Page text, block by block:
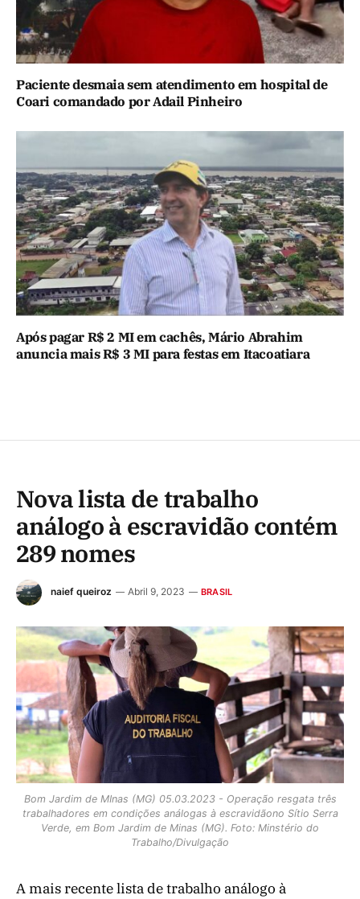
Paciente desmaia sem atendimento em hospital de
Coari comandado por Adail Pinheiro
Após pagar R$ 2 MI em cachês, Mário Abrahim
anuncia mais R$ 3 MI para festas em Itacoatiara
Nova lista de trabalho
análogo à escravidão contém
289 nomes
naief queiroz Abril 9, 2023 BRASIL
Bom Jardim de MInas (MG) 05.03.2023 - Operação resgata três
trabalhadores em condições análogas à escravidãono Sítio Serra
Verde, em Bom Jardim de Minas (MG). Foto: Minstério do
Trabalho/Divulgação
A mais recente lista de trabalho análogo à